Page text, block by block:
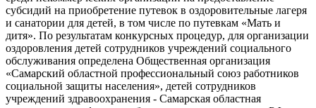
субсидий на приобретение путевок в оздоровительные лагеря
и санатории для детей, в том числе по путевкам «Мать и
дитя». По результатам конкурсных процедур, для организации
оздоровления детей сотрудников учреждений социального
обслуживания определена Общественная организация
«Самарский областной профессиональный союз работников
социальной защиты населения», детей сотрудников
учреждений здравоохранения - Самарская областная